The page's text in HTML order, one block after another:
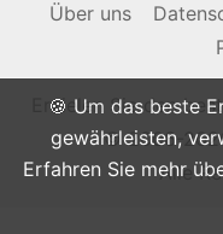
🍪 Um das beste
gewährleisten,
Erfahren Sie mehr
Über uns
Erzielen Sie den
© 2006-
Alle